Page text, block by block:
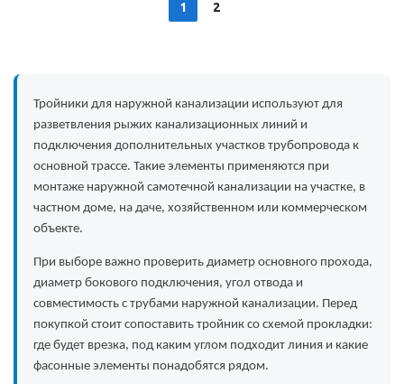
1 2
Тройники для наружной канализации используют для
разветвления рыжих канализационных линий и
подключения дополнительных участков трубопровода к
основной трассе. Такие элементы применяются при
монтаже наружной самотечной канализации на участке, в
частном доме, на даче, хозяйственном или коммерческом
объекте.
При выборе важно проверить диаметр основного прохода,
диаметр бокового подключения, угол отвода и
совместимость с трубами наружной канализации. Перед
покупкой стоит сопоставить тройник со схемой прокладки:
где будет врезка, под каким углом подходит линия и какие
фасонные элементы понадобятся рядом.